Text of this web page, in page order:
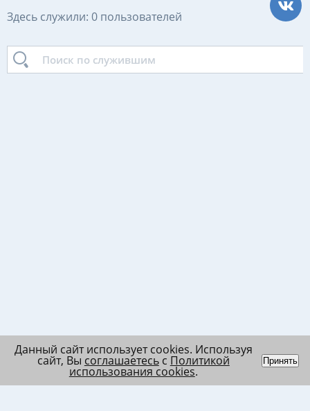
Здесь служили: 0 пользователей
Данный сайт использует cookies. Используя
сайт, Вы соглашаетесьс Политикой
использования cookies.
Принять